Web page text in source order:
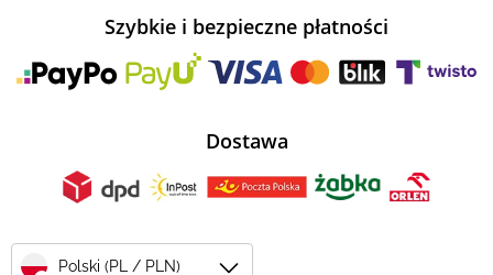
Szybkie i bezpieczne płatności
Dostawa
Polski (PL / PLN)